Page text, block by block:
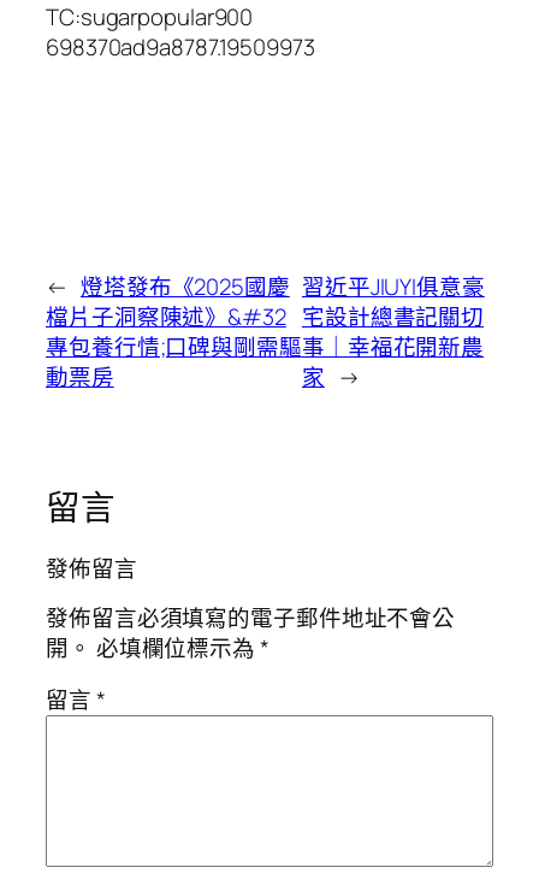
TC:sugarpopular900
698370ad9a8787.19509973
← 燈塔發布《2025國慶
檔片子洞察陳述》&#32
專包養行情;口碑與剛需驅
動票房
習近平JIUYI俱意豪
宅設計總書記關切
事｜幸福花開新農
家 →
留言
發佈留言
發佈留言必須填寫的電子郵件地址不會公
開。 必填欄位標示為*
留言*